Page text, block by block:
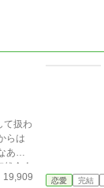
て扱わ
らは
る
命令
席
19,909 恋愛 完結